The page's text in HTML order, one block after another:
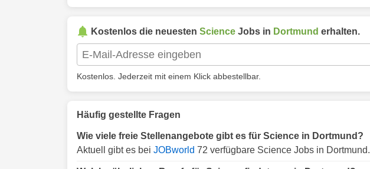
Kostenlos die neuesten Science Jobs in Dortmund erhalten.
Kostenlos. Jederzeit mit einem Klick abbestellbar.
Häufig gestellte Fragen
Wie viele freie Stellenangebote gibt es für Science in Dortmund?
Aktuell gibt es bei JOBworld 72 verfügbare Science Jobs in Dortmund.